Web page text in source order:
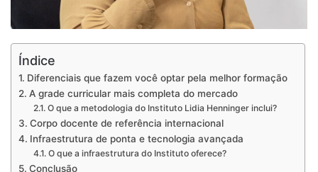
Índice
Diferenciais que fazem você optar pela melhor formação
A grade curricular mais completa do mercado
O que a metodologia do Instituto Lidia Henninger inclui?
Corpo docente de referência internacional
Infraestrutura de ponta e tecnologia avançada
O que a infraestrutura do Instituto oferece?
Conclusão